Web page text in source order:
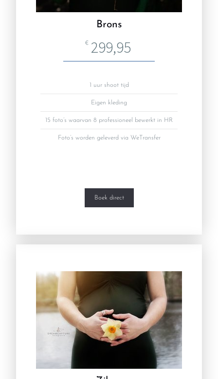
Brons
€ 299,95
1 uur shoot tijd
Eigen kleding
15 foto’s waarvan 8 professioneel bewerkt in HR
Foto’s worden geleverd via WeTransfer
Boek direct